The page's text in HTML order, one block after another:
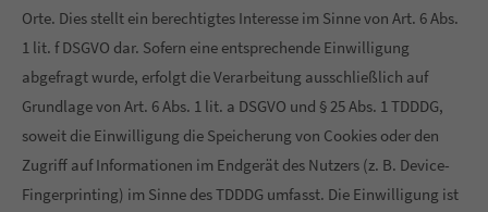
Orte. Dies stellt ein berechtigtes Interesse im Sinne von Art. 6 Abs.
1 lit. f DSGVO dar. Sofern eine entsprechende Einwilligung
abgefragt wurde, erfolgt die Verarbeitung ausschließlich auf
Grundlage von Art. 6 Abs. 1 lit. a DSGVO und § 25 Abs. 1 TDDDG,
soweit die Einwilligung die Speicherung von Cookies oder den
Zugriff auf Informationen im Endgerät des Nutzers (z. B. Device-
Fingerprinting) im Sinne des TDDDG umfasst. Die Einwilligung ist